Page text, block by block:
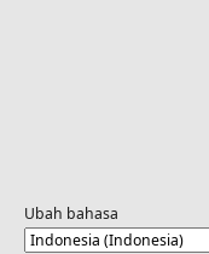
Ubah bahasa